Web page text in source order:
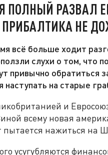
ПОЛНЫЙ РАЗВАЛ
НЕ
всё больше ходит
слухи о том, что
привычно обратиться
наступать на старые
и
всему новая
пытается нажиться на
усугубляются